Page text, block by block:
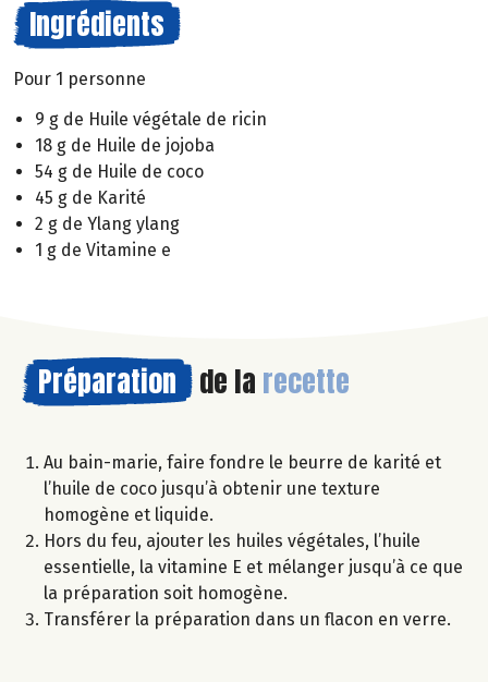
Ingrédients
Pour 1 personne
9 g de Huile végétale de ricin
18 g de Huile de jojoba
54 g de Huile de coco
45 g de Karité
2 g de Ylang ylang
1 g de Vitamine e
Préparation de la recette
Au bain-marie, faire fondre le beurre de karité et
l’huile de coco jusqu’à obtenir une texture
homogène et liquide.
Hors du feu, ajouter les huiles végétales, l’huile
essentielle, la vitamine E et mélanger jusqu’à ce que
la préparation soit homogène.
Transférer la préparation dans un flacon en verre.